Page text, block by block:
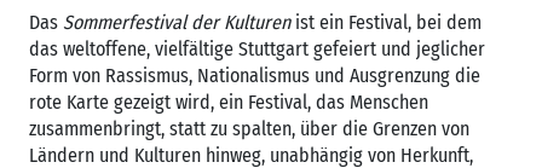
Das Sommerfestival der Kulturenist ein Festival, bei dem
das weltoffene, vielfältige Stuttgart gefeiert und jeglicher
Form von Rassismus, Nationalismus und Ausgrenzung die
rote Karte gezeigt wird, ein Festival, das Menschen
zusammenbringt, statt zu spalten, über die Grenzen von
Ländern und Kulturen hinweg, unabhängig von Herkunft,